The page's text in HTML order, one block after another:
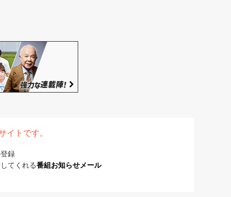
イトです。
録
てくれる番組お知らせメール